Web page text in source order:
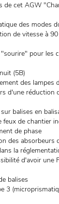
de cet AGW
des modes
de vitesse à
pour les
(5B)
des lampes
d'une réduction
balises en
de chantier
de phase
des absorbeurs
la
d'avoir une
balises
3